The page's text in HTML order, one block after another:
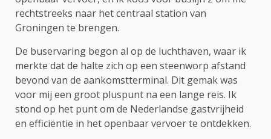
rechtstreeks naar het centraal station van
Groningen te brengen.
De buservaring begon al op de luchthaven, waar ik
merkte dat de halte zich op een steenworp afstand
bevond van de aankomstterminal. Dit gemak was
voor mij een groot pluspunt na een lange reis. Ik
stond op het punt om de Nederlandse gastvrijheid
en efficiëntie in het openbaar vervoer te ontdekken.